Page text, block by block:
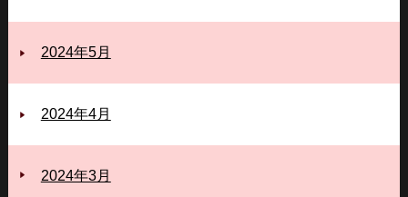
2024年5月
2024年4月
2024年3月